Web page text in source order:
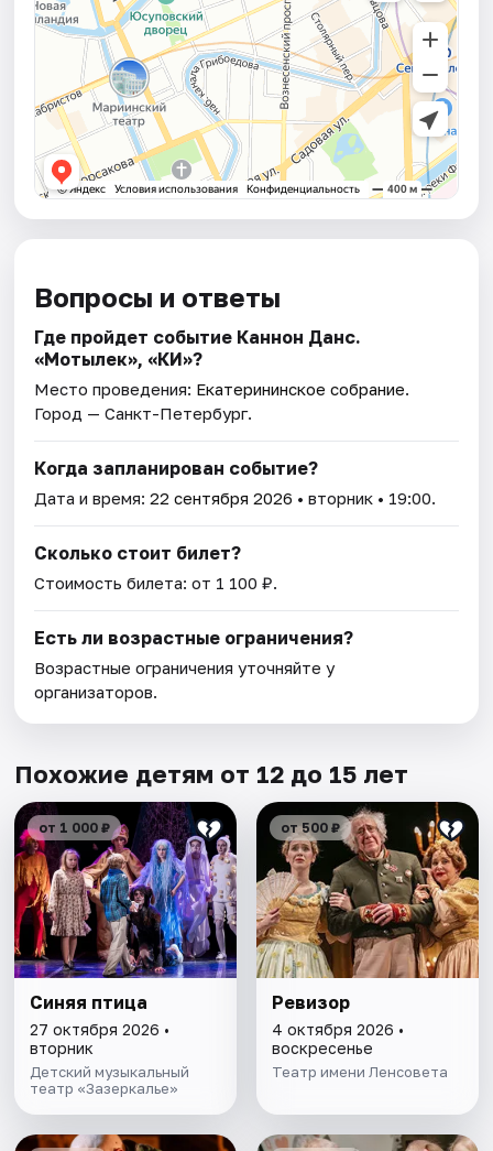
Вопросы и ответы
Где пройдет событие Каннон Данс.
«Мотылек», «КИ»?
Место проведения: Екатерининское собрание.
Город — Санкт-Петербург.
Когда запланирован событие?
Дата и время:22 сентября 2026 • вторник • 19:00.
Сколько стоит билет?
Стоимость билета: от 1 100 ₽.
Есть ли возрастные ограничения?
Возрастные ограничения уточняйте у
организаторов.
Похожие детям от 12 до 15 лет
от 1 000 ₽
Синяя птица
27 октября 2026 •
вторник
Детский музыкальный
театр «Зазеркалье»
от 500 ₽
Ревизор
4 октября 2026 •
воскресенье
Театр имени Ленсовета